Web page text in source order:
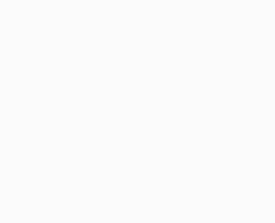
en kunnen